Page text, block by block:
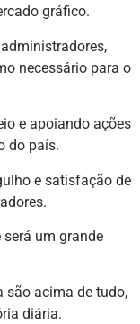
gráfico.
necessário para o
e apoiando ações
do país.
e satisfação de
um grande
são acima de tudo,
diária.